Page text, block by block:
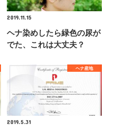
2019.11.15
ヘナ染めしたら緑色の尿が
でた、これは大丈夫？
ヘナ産地
2019.5.31